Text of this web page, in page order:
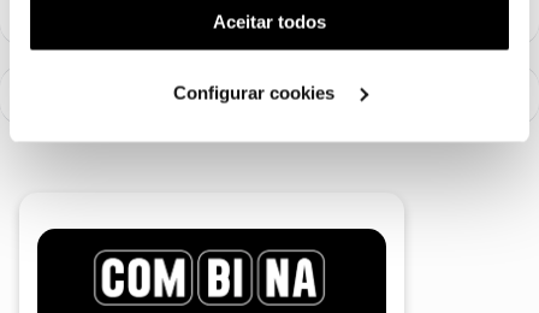
(cookies de publicidade personalizada). Pode gerir a
utilização dos cookies clicando em "Configurar
Aceitar todos
Configurar cookies